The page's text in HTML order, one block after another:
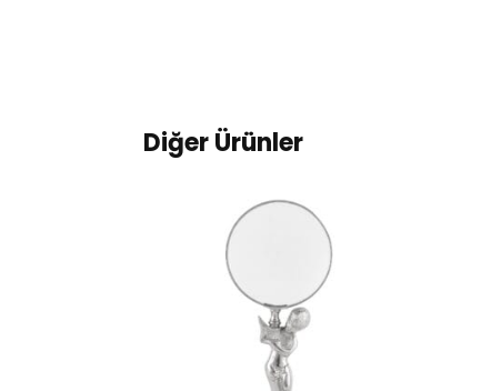
Diğer Ürünler